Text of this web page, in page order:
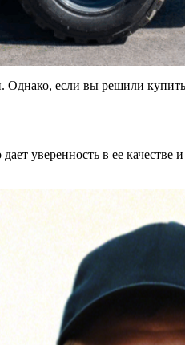
если вы решили
уверенность в ее